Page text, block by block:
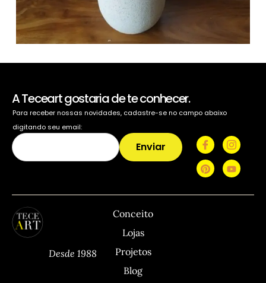
A Teceart gostaria de te conhecer.
Para receber nossas novidades, cadastre-se no campo abaixo
digitando seu email:
Enviar
Desde 1988
Conceito
Lojas
Projetos
Blog